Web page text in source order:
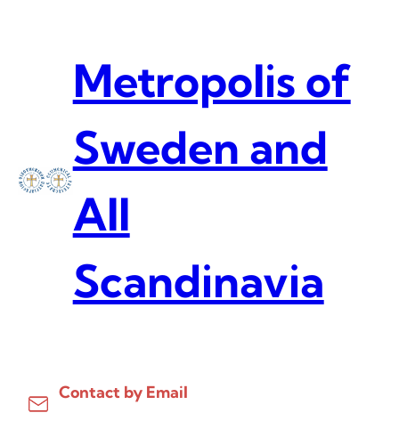
Metropolis of
Sweden and
All
Scandinavia
Contact by Email